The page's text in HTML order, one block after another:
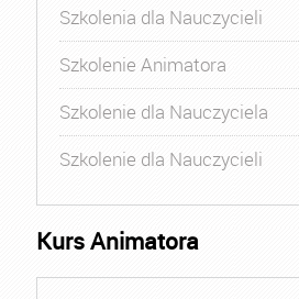
Szkolenia dla Nauczycieli
Szkolenie Animatora
Szkolenie dla Nauczyciela
Szkolenie dla Nauczycieli
Kurs Animatora